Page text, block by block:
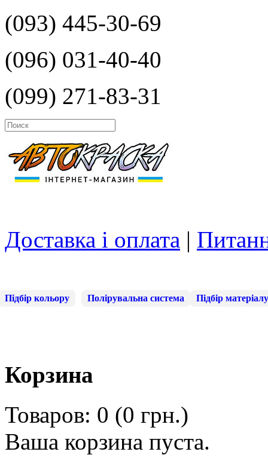
(093) 445-30-69
(096) 031-40-40
(099) 271-83-31
Доставка і оплата |
Підбір кольору Полірувальна система Підбір матеріалу
Корзина
Товаров: 0 (0 грн.)
Ваша корзина пуста.